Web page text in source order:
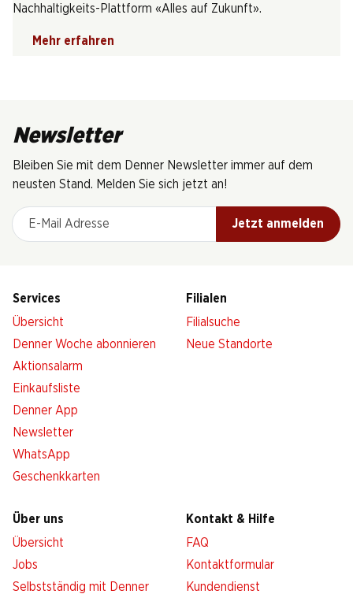
Nachhaltigkeits-Plattform «Alles auf Zukunft».
Mehr erfahren
Newsletter
Bleiben Sie mit dem Denner Newsletter immer auf dem
neusten Stand. Melden Sie sich jetzt an!
E-Mail Adresse
Jetzt anmelden
Services
Übersicht
Denner Woche abonnieren
Aktionsalarm
Einkaufsliste
Denner App
Newsletter
WhatsApp
Geschenkkarten
Filialen
Filialsuche
Neue Standorte
Über uns
Übersicht
Jobs
Selbstständig mit Denner
Kontakt & Hilfe
FAQ
Kontaktformular
Kundendienst